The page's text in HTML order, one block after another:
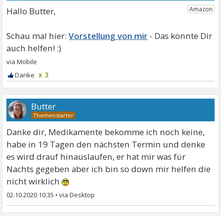
Hallo Butter,
Vorstellung von mir
x 3
Butter
Danke dir, Medikamente bekomme ich noch keine,
habe in 19 Tagen den nächsten Termin und denke
es wird drauf hinauslaufen, er hat mir was für
Nachts gegeben aber ich bin so down mir helfen die
nicht wirklich
02.10.2020 10:35 •